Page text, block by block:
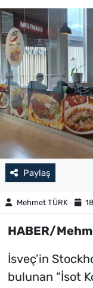
Paylaş
Mehmet TÜRK
HABER/
İsveç’in
bulunan “İsot